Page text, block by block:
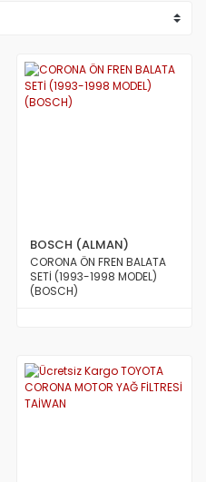
BOSCH (ALMAN)
CORONA ÖN FREN BALATA
SETİ (1993-1998 MODEL)
(BOSCH)